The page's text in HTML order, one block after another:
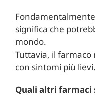
significa che
mondo.
Tuttavia, il
con sintomi più lievi.
Quali altri